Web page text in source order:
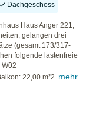
Dachgeschoss
Haus Anger 221,
gelangen drei
(gesamt 173/317-
folgende lastenfreie
22,00 m²2. mehr